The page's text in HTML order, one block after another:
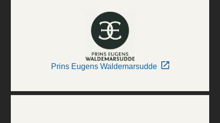
Prins Eugens Waldemarsudde